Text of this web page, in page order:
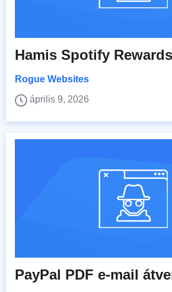
Hamis Spotify
Rogue Websites
április 9, 2026
PayPal PDF e-mail